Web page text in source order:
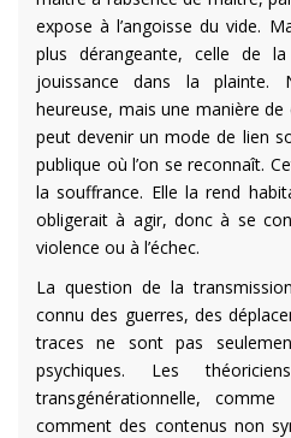
expose à l’angoisse du vide.
plus dérangeante, celle de
jouissance dans la plainte.
heureuse, mais une manière de
peut devenir un mode de lien
publique où l’on se reconnaît.
la souffrance. Elle la rend
obligerait à agir, donc à se
violence ou à l’échec.
La question de la
connu des guerres, des
traces ne sont pas
psychiques. Les
transgénérationnelle,
comment des contenus non